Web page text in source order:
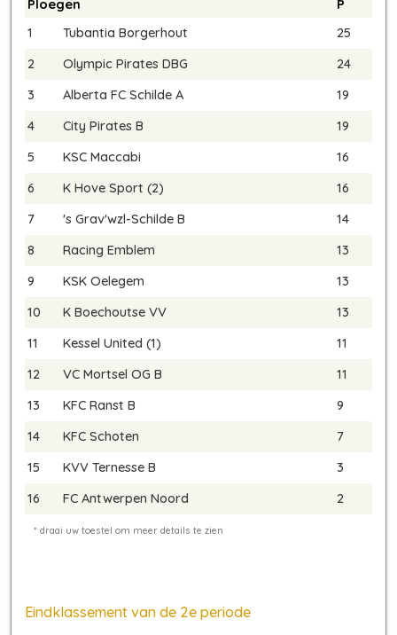
Ploegen
P
1
Tubantia Borgerhout
25
2
Olympic Pirates DBG
24
3
Alberta FC Schilde A
19
4
City Pirates B
19
5
KSC Maccabi
16
6
K Hove Sport (2)
16
7
's Grav'wzl-Schilde B
14
8
Racing Emblem
13
9
KSK Oelegem
13
10
K Boechoutse VV
13
11
Kessel United (1)
11
12
VC Mortsel OG B
11
13
KFC Ranst B
9
14
KFC Schoten
7
15
KVV Ternesse B
3
16
FC Antwerpen Noord 2
Eindklassement van de 2e periode